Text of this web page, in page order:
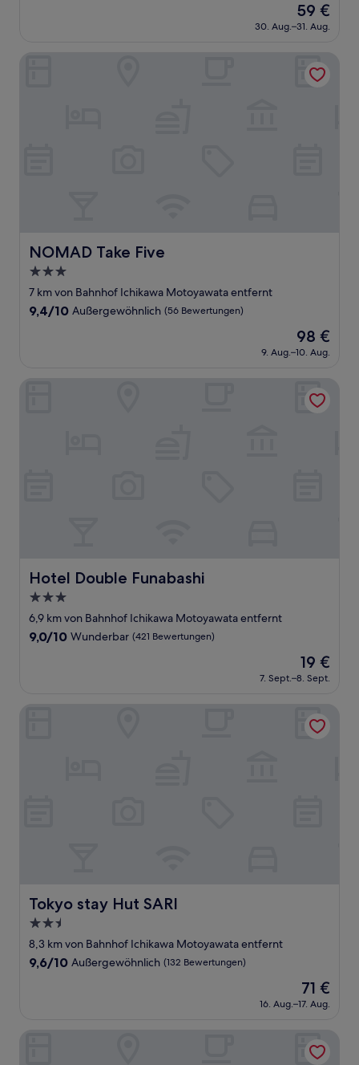
Bewertungen)
Der
Preis
beträgt
59 €
30. Aug.–31. Aug.
NOMAD Take Five
NOMAD Take Five
3.0-
Sterne-
Unterkunft
7 km von Bahnhof Ichikawa Motoyawata entfernt
9.4
Bewertungen)
9,4/10 Außergewöhnlich (56 Bewertungen)
Der
Preis
beträgt
98 €
9. Aug.–10. Aug.
Hotel Double Funabashi
Hotel Double Funabashi
3.0-
Sterne-
Unterkunft
6,9 km von Bahnhof Ichikawa Motoyawata entfernt
9.0
Bewertungen)
9,0/10 Wunderbar (421 Bewertungen)
Der
Preis
beträgt
19 €
7. Sept.–8. Sept.
Tokyo stay Hut SARI
Tokyo stay Hut SARI
2.5-
Sterne-
Unterkunft
8,3 km von Bahnhof Ichikawa Motoyawata entfernt
9.6
Bewertungen)
9,6/10 Außergewöhnlich (132 Bewertungen)
Der
Preis
beträgt
71 €
16. Aug.–17. Aug.